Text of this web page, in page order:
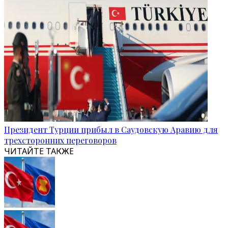
Президент Турции прибыл в Саудовскую Аравию для
трехсторонних переговоров
ЧИТАЙТЕ ТАКЖЕ